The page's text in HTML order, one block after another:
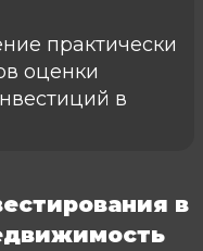
практически
оценки
в
в